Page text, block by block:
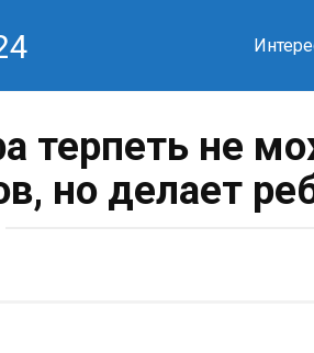
терпеть не
но делает